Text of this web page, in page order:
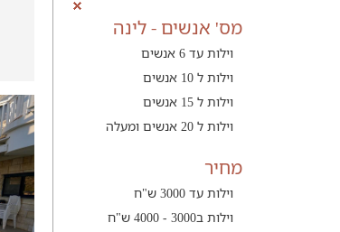
מס' אנשים - לינה
וילות עד 6 אנשים
וילות ל 10 אנשים
וילות ל 15 אנשים
וילות ל 20 אנשים ומעלה
מחיר
וילות עד 3000 ש"ח
וילות ב3000 - 4000 ש"ח